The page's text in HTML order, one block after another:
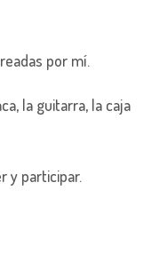
por mí.
la guitarra, la caja
y participar.